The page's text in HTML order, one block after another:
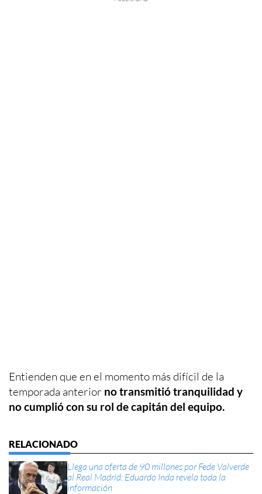
Entienden que en el momento más difícil de la
temporada anterior no transmitió tranquilidad y
no cumplió con su rol de capitán del equipo.
Llega una oferta de 90 millones por Fede Valverde
al Real Madrid: Eduardo Inda revela toda la
información